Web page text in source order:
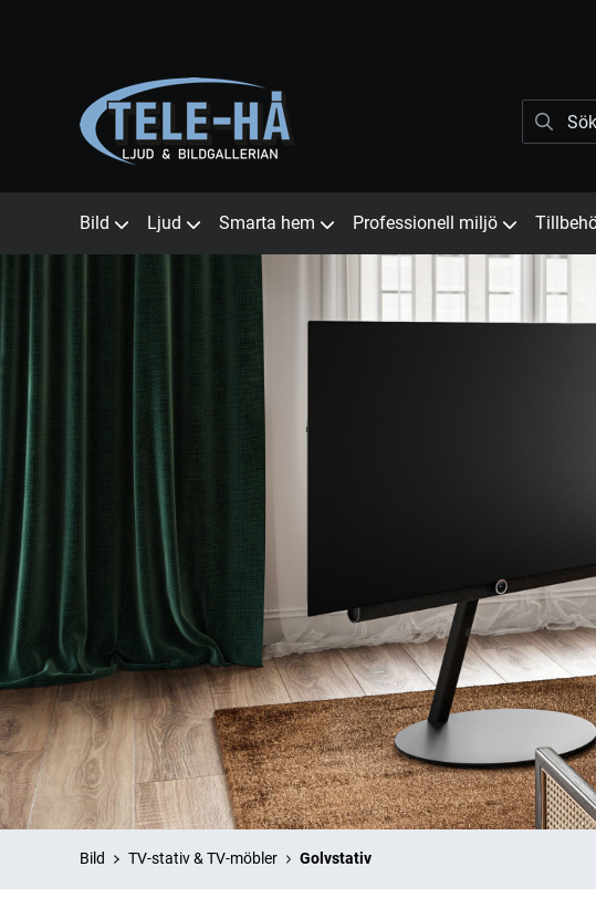
Bild Ljud Smarta hem Professionell miljö
Bild TV-stativ & TV-möbler Golvstativ